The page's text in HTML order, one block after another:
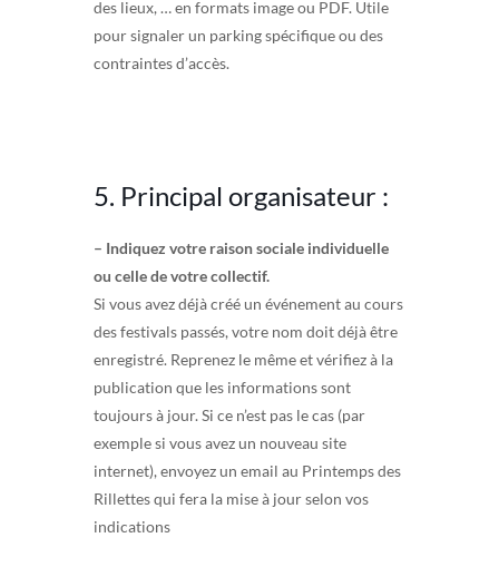
des lieux, … en formats image ou PDF. Utile
pour signaler un parking spécifique ou des
contraintes d’accès.
5. Principal organisateur :
– Indiquez votre raison sociale individuelle
ou celle de votre collectif.
Si vous avez déjà créé un événement au cours
des festivals passés, votre nom doit déjà être
enregistré. Reprenez le même et vérifiez à la
publication que les informations sont
toujours à jour. Si ce n’est pas le cas (par
exemple si vous avez un nouveau site
internet), envoyez un email au Printemps des
Rillettes qui fera la mise à jour selon vos
indications